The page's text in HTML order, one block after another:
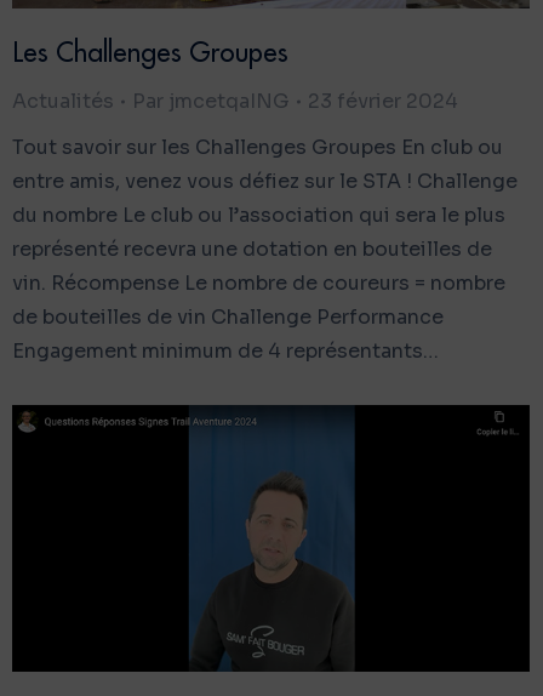
Les Challenges Groupes
Actualités Par jmcetqaING
23 février 2024
Tout savoir sur les Challenges Groupes En club ou
entre amis, venez vous défiez sur le STA ! Challenge
du nombre Le club ou l’association qui sera le plus
représenté recevra une dotation en bouteilles de
vin. Récompense Le nombre de coureurs = nombre
de bouteilles de vin Challenge Performance
Engagement minimum de 4 représentants…